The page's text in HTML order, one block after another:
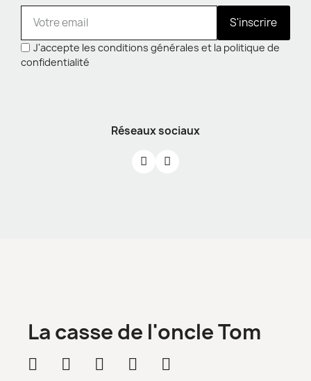
S'inscrire
J'accepte les conditions générales et la politique de
confidentialité
Réseaux sociaux
La casse de l'oncle Tom